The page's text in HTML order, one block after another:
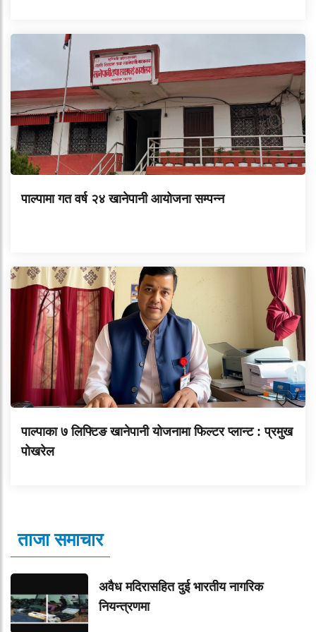
पाल्पामा गत वर्ष २४ खानेपानी आयोजना सम्पन्न
पाल्पाका ७ लिफ्टिङ खानेपानी योजनामा फिल्टर प्लान्ट : प्रमुख
पोखरेल
ताजा समाचार
अवैध मदिरासहित दुई भारतीय नागरिक
नियन्त्रणमा